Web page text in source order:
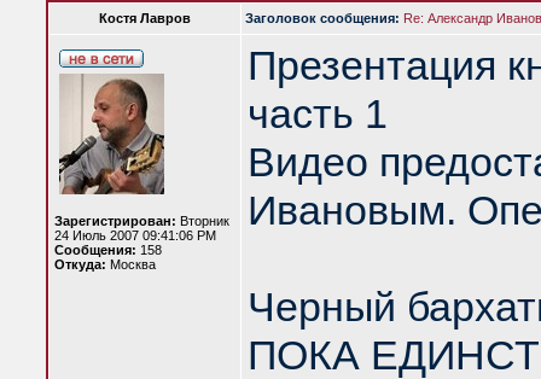
Костя Лавров Заголовок сообщения: Re: Александр
Зарегистрирован: Вторник
24 Июль 2007 09:41:06 PM
Сообщения: 158
Откуда: Москва
Презентация
часть 1
Видео
Ивановым.
Черный
ПОКА